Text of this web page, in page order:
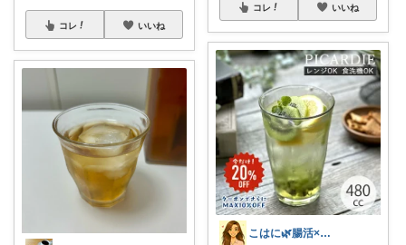
コレ いいね
コレ いいね
こはに🌿腸活×美容×暮らし